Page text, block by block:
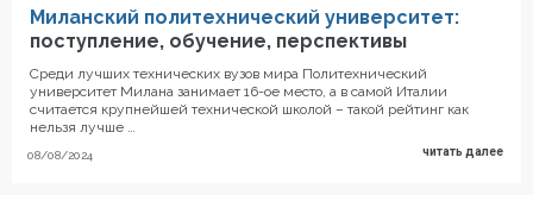
Миланский политехнический университет:
поступление, обучение, перспективы
08/08/2024
Среди лучших технических вузов мира Политехнический
университет Милана занимает 16-ое место, а в самой Италии
считается крупнейшей технической школой – такой рейтинг как
нельзя лучше …
читать далее